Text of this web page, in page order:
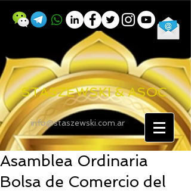
STASZEWSKI & ASOC
info@staszewski.com.ar
Asamblea Ordinaria
Bolsa de Comercio del